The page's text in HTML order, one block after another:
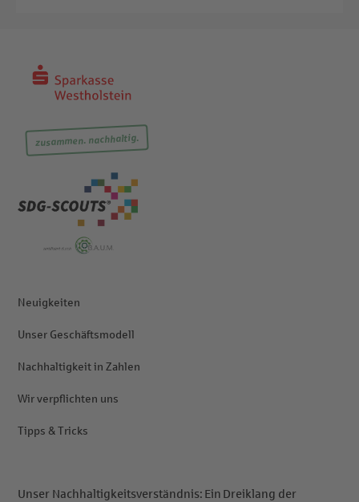
zusammen. nachhaltig.
Neuigkeiten
Unser Geschäftsmodell
Nachhaltigkeit in Zahlen
Wir verpflichten uns
Tipps & Tricks
Unser Nachhaltigkeitsverständnis: Ein Dreiklang der